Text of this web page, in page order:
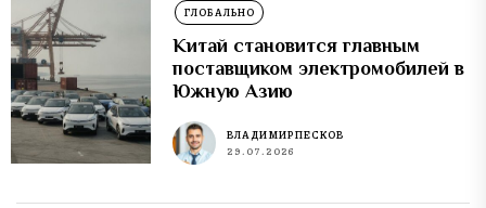
ГЛОБАЛЬНО
Китай становится главным
поставщиком электромобилей в
Южную Азию
ВЛАДИМИР ПЕСКОВ
29.07.2026